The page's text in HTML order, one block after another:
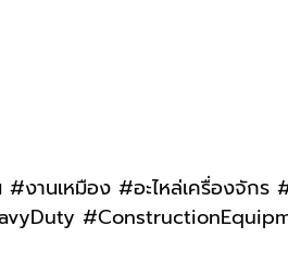
นเหมือง #อะไหล่เครื่องจักร